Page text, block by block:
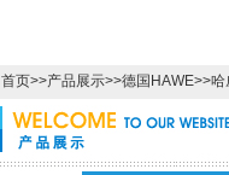
首页>>产品展示>>德国HAWE>>哈